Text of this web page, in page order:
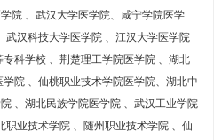
院 、武汉大学医学院、咸宁学院医学
武汉科技大学医学院 、江汉大学医学院
科学校 、荆楚理工学院医学院 、湖北
院 、仙桃职业技术学院医学院、湖北中
、湖北民族学院医学院 、武汉工业学院
职业技术学院 、随州职业技术学院 、仙